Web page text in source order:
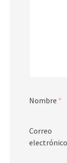
Nombre *
Correo
electrónico